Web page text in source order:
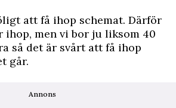
att få ihop schemat. Därför
ihop, men vi bor ju liksom 40
så det är svårt att få ihop
går.
Annons